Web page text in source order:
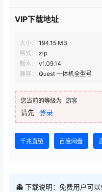
VIP下载地址
大小：
194.15 MB
格式：
zip
版本：
v1.09.14
兼容：
Quest 一体机全型号
您当前的等级为 游客
请先 登录
千兆直链 百度网盘
👻 下载说明：免费用户可